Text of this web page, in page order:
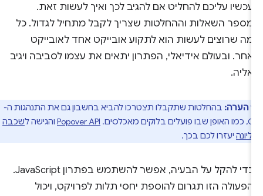
עכשיו עליכם להחליט אם להגיב לכך ואיך לעשות זאת.
מספר השאלות וההחלטות שצריך לקבל מתחיל לגדול. כל
מה שרוצים לעשות הוא לתקוע אובייקט אחד לאובייקט
אחר. ובעולם אידיאלי, הפתרון יתאים את עצמו לסביבה ויגיב
אליה.
הערה:בהחלטות שתקבלו תצטרכו להביא בחשבון גם את התנהגות ה-
Popover APIוהגישה לשכבה
יעזרו לכם בכך.
כדי להקל על הבעיה, אפשר להשתמש בפתרון JavaScript.
הפעולה הזו תגרום להוספת יחסי תלות לפרויקט, ויכול